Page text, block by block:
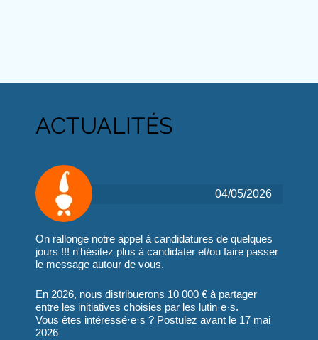
ACTUALITÉS
04/05/2026
On rallonge notre appel à candidatures de quelques
jours !!! n'hésitez plus à candidater et/ou faire passer
le message autour de vous.
En 2026, nous distribuerons 10 000 € à partager
entre les initiatives choisies par les lutin·e·s.
Vous êtes intéressé·e·s ? Postulez avant le 17 mai
2026